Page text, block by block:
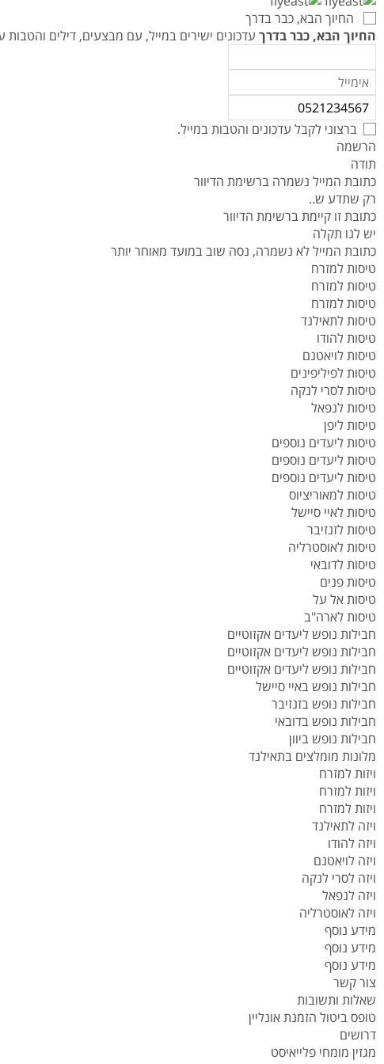
טיסות אל על
המדריך למטייל באיי סיישל
המדריך למטייל בזנזיבר
המדריך למטייל ביפן
המדריך למטייל בדובאי
החיוך הבא, כבר בדרך
החיוך הבא, כבר בדרך עדכונים ישירים במייל, עם מבצעים, דילים
ברצוני לקבל עדכונים והטבות במייל.
הרשמה
תודה
כתובת המייל נשמרה ברשימת הדיוור
רק שתדע ש..
כתובת זו קיימת ברשימת הדיוור
יש לנו תקלה
כתובת המייל לא נשמרה, נסה שוב במועד מאוחר יותר
טיסות למזרח
טיסות למזרח
טיסות למזרח
טיסות לתאילנד
טיסות להודו
טיסות לויאטנם
טיסות לפיליפינים
טיסות לסרי לנקה
טיסות לנפאל
טיסות ליפן
טיסות ליעדים נוספים
טיסות ליעדים נוספים
טיסות ליעדים נוספים
טיסות למאוריציוס
טיסות לאיי סיישל
טיסות לזנזיבר
טיסות לאוסטרליה
טיסות לדובאי
טיסות פנים
טיסות אל על
טיסות לארה"ב
חבילות נופש ליעדים אקזוטיים
חבילות נופש ליעדים אקזוטיים
חבילות נופש ליעדים אקזוטיים
חבילות נופש באיי סיישל
חבילות נופש בזנזיבר
חבילות נופש בדובאי
חבילות נופש ביוון
מלונות מומלצים בתאילנד
ויזות למזרח
ויזות למזרח
ויזות למזרח
ויזה לתאילנד
ויזה להודו
ויזה לויאטנם
ויזה לסרי לנקה
ויזה לנפאל
ויזה לאוסטרליה
מידע נוסף
מידע נוסף
מידע נוסף
צור קשר
שאלות ותשובות
טופס ביטול הזמנת אונליין
דרושים
מגזין מומחי פלייאיסט